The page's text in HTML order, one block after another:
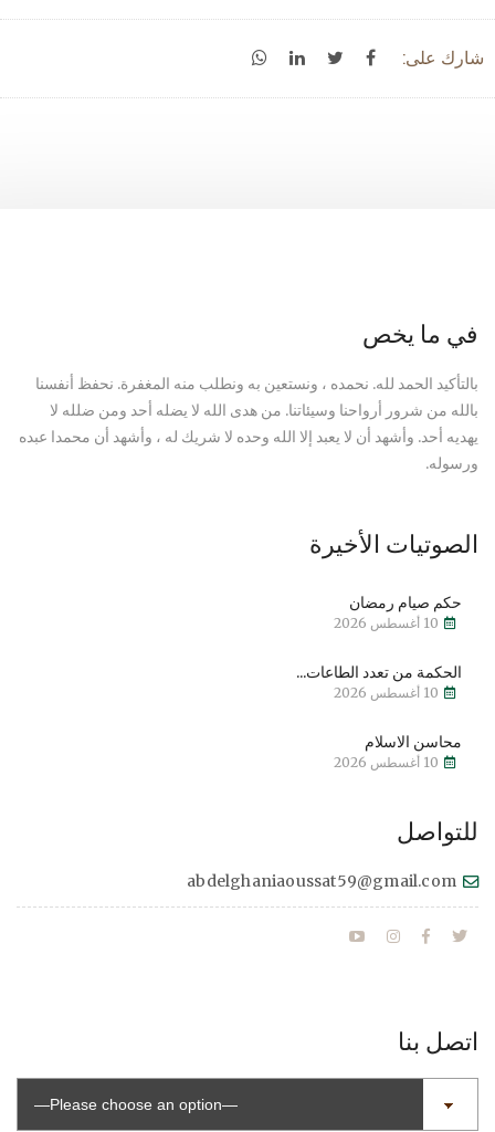
شارك على:
في ما يخص
بالتأكيد الحمد لله. نحمده ، ونستعين به ونطلب منه المغفرة. نحفظ أنفسنا
بالله من شرور أرواحنا وسيئاتنا. من هدى الله لا يضله أحد ومن ضلله لا
يهديه أحد. وأشهد أن لا يعبد إلا الله وحده لا شريك له ، وأشهد أن محمدا عبده
ورسوله.
الصوتيات الأخيرة
حكم صيام رمضان
10 أغسطس 2026
الحكمة من تعدد الطاعات...
10 أغسطس 2026
محاسن الاسلام
10 أغسطس 2026
للتواصل
abdelghaniaoussat59@gmail.com
اتصل بنا